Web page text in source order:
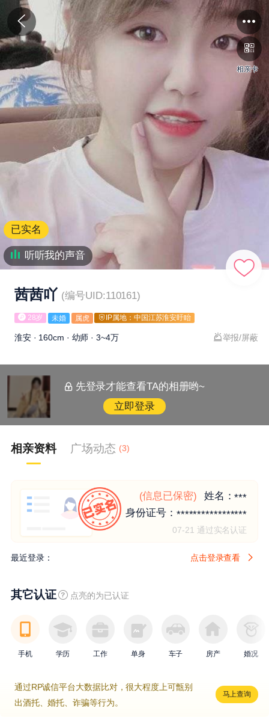
相亲卡
已实名
听听我的声音
茜茜吖 (编号UID:110161)
28岁 未婚 属虎 IP属地：中国江苏淮安盱眙
淮安 · 160cm · 幼师 · 3~4万 举报/屏蔽
先登录才能查看TA的相册哟~
立即登录
相亲资料 广场动态 (3)
(信息已保密) 姓名：***
身份证号： *****************
07-21 通过实名认证
最近登录： 点击登录查看
其它认证 点亮的为已认证
手机 学历 工作 单身 车子 房产 婚况
通过RP诚信平台大数据比对，很大程度上可甑别
出酒托、婚托、诈骗等行为。
马上查询